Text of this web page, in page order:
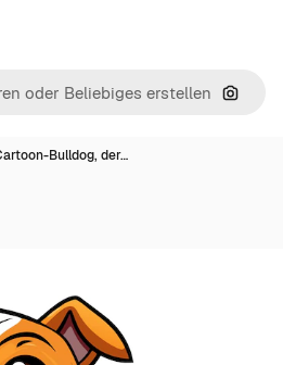
Nach
Bulldog, der…